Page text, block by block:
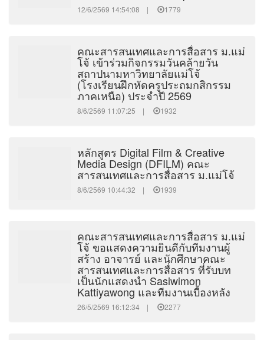
12/6/2569 14:54:08 | 1779
คณะสารสนเทศและการสื่อสาร ม.แม่
โจ้ เข้าร่วมกิจกรรมวันคล้ายวัน
สถาปนามหาวิทยาลัยแม่โจ้
(โรงเรียนฝึกหัดครูประถมกสิกรรม
ภาคเหนือ) ประจำปี 2569
8/6/2569 11:07:25 | 1932
หลักสูตร Digital Film & Creative
Media Design (DFILM) คณะ
สารสนเทศและการสื่อสาร ม.แม่โจ้
8/6/2569 10:44:32 | 1939
คณะสารสนเทศและการสื่อสาร ม.แม่
โจ้ ขอแสดงความยินดีกับทีมงานผู้
สร้าง อาจารย์ และนักศึกษาคณะ
สารสนเทศและการสื่อสาร ที่รับบท
เป็นนักแสดงนำ Sasiwimon
Kattiyawong และทีมงานเบื้องหลัง
26/5/2569 16:12:34 | 2277